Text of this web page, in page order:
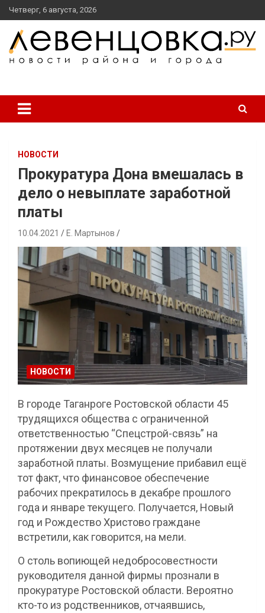
перейти
к
содержанию
Четверг, 6 августа, 2026
НОВОСТИ
Прокуратура Дона вмешалась в
дело о невыплате заработной
платы
10.04.2021 Е. Мартынов
НОВОСТИ
В городе Таганроге Ростовской области 45
трудящихся общества с ограниченной
ответственностью “Спецстрой-связь” на
протяжении двух месяцев не получали
заработной платы. Возмущение прибавил ещё
тот факт, что финансовое обеспечение
рабочих прекратилось в декабре прошлого
года и январе текущего. Получается, Новый
год и Рождество Христово граждане
встретили, как говорится, на мели.
О столь вопиющей недобросовестности
руководителя данной фирмы прознали в
прокуратуре Ростовской области. Вероятно
кто-то из родственников, отчаявшись,